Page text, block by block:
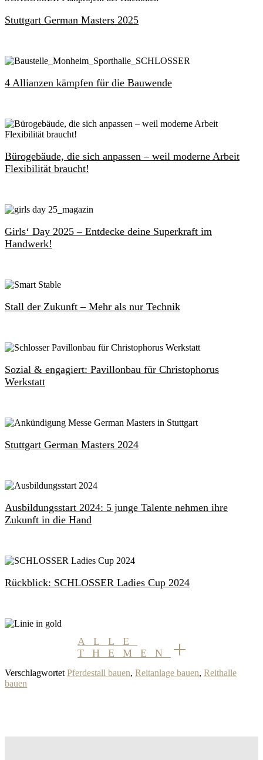
Stuttgart German Masters 2025
4 Allianzen kämpfen für die Bauwende
Bürogebäude, die sich anpassen – weil moderne Arbeit
Flexibilität braucht!
Girls‘ Day 2025 – Entdecke deine Superkraft im
Handwerk!
Stall der Zukunft – Mehr als nur Technik
Sozial & engagiert: Pavillonbau für Christophorus
Werkstatt
Stuttgart German Masters 2024
Ausbildungsstart 2024: 5 junge Talente nehmen ihre
Zukunft in die Hand
Rückblick: SCHLOSSER Ladies Cup 2024
ALLE
THEMEN
Verschlagwortet Pferdestall bauen, Reitanlage bauen, Reithalle
bauen